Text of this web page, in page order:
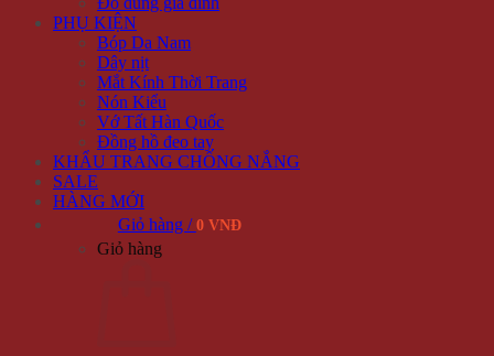
PHỤ KIỆN
Bóp Da Nam
Dây nịt
Mắt Kính Thời Trang
Nón Kiểu
Vớ Tất Hàn Quốc
Đồng hồ đeo tay
KHẨU TRANG CHỐNG NẮNG
SALE
HÀNG MỚI
Giỏ hàng / 0 VNĐ
Giỏ hàng